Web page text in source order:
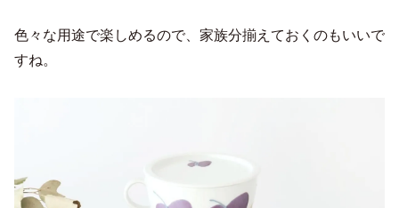
色々な用途で楽しめるので、家族分揃えておくのもいいで
すね。